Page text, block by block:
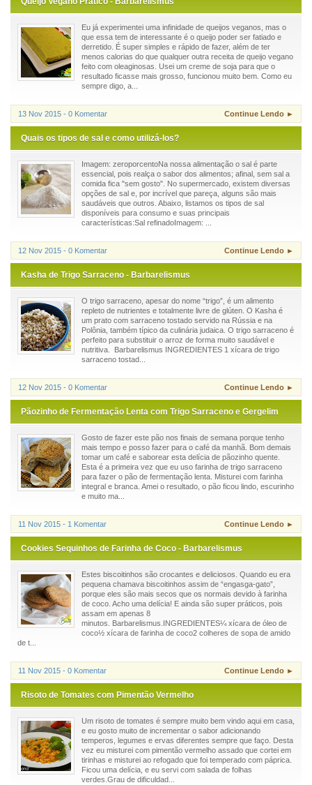
Eu já experimentei uma infinidade de queijos veganos, mas o
que essa tem de interessante é o queijo poder ser fatiado e
derretido. É super simples e rápido de fazer, além de ter
menos calorias do que qualquer outra receita de queijo vegano
feito com oleaginosas. Usei um creme de soja para que o
resultado ficasse mais grosso, funcionou muito bem. Como eu
sempre digo, a...
13 Nov 2015 - 0 Komentar Continue Lendo ►
Quais os tipos de sal e como utilizá-los?
Imagem: zeroporcentoNa nossa alimentação o sal é parte
essencial, pois realça o sabor dos alimentos; afinal, sem sal a
comida fica "sem gosto". No supermercado, existem diversas
opções de sal e, por incrível que pareça, alguns são mais
saudáveis que outros. Abaixo, listamos os tipos de sal
disponíveis para consumo e suas principais
características:Sal refinadoImagem: ...
12 Nov 2015 - 0 Komentar Continue Lendo ►
Kasha de Trigo Sarraceno - Barbarelismus
O trigo sarraceno, apesar do nome “trigo”, é um alimento
repleto de nutrientes e totalmente livre de glúten. O Kasha é
um prato com sarraceno tostado servido na Rússia e na
Polônia, também típico da culinária judaica. O trigo sarraceno é
perfeito para substituir o arroz de forma muito saudável e
nutritiva. Barbarelismus INGREDIENTES 1 xícara de trigo
sarraceno tostad...
12 Nov 2015 - 0 Komentar Continue Lendo ►
Pãozinho de Fermentação Lenta com Trigo Sarraceno e Gergelim
Gosto de fazer este pão nos finais de semana porque tenho
mais tempo e posso fazer para o café da manhã. Bom demais
tomar um café e saborear esta delícia de pãozinho quente.
Esta é a primeira vez que eu uso farinha de trigo sarraceno
para fazer o pão de fermentação lenta. Misturei com farinha
integral e branca. Amei o resultado, o pão ficou lindo, escurinho
e muito ma...
11 Nov 2015 - 1 Komentar Continue Lendo ►
Cookies Sequinhos de Farinha de Coco - Barbarelismus
Estes biscoitinhos são crocantes e deliciosos. Quando eu era
pequena chamava biscoitinhos assim de “engasga-gato”,
porque eles são mais secos que os normais devido à farinha
de coco. Acho uma delícia! E ainda são super práticos, pois
assam em apenas 8
minutos. Barbarelismus.INGREDIENTES¼ xícara de óleo de
coco½ xícara de farinha de coco2 colheres de sopa de amido
de t...
11 Nov 2015 - 0 Komentar Continue Lendo ►
Risoto de Tomates com Pimentão Vermelho
Um risoto de tomates é sempre muito bem vindo aqui em casa,
e eu gosto muito de incrementar o sabor adicionando
temperos, legumes e ervas diferentes sempre que faço. Desta
vez eu misturei com pimentão vermelho assado que cortei em
tirinhas e misturei ao refogado que foi temperado com páprica.
Ficou uma delícia, e eu servi com salada de folhas
verdes.Grau de dificuldad...